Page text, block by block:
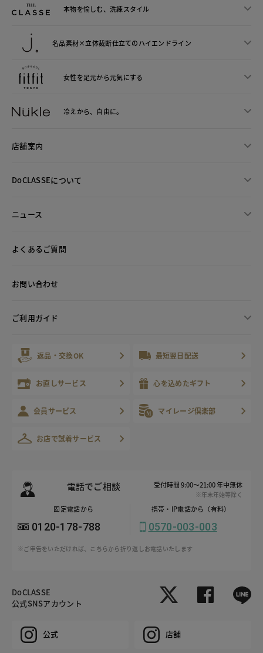
本物を愉しむ、洗練スタイル
名品素材×立体裁断仕立てのハイエンドライン
女性を足元から元気にする
冷えから、 自由に。
店舗案内
DoCLASSEについて
ニュース
よくあるご質問
お問い合わせ
ご利用ガイド
返品・交換OK 最短翌日配送
お直しサービス 心を込めたギフト
会員サービス マイレージ倶楽部
お店で試着サービス
電話でご相談 受付時間 9:00～21:00 年中無休
※年末年始等除く
固定電話から
0120-178-788
携帯・IP電話から（有料）
0570-003-003
※ご申告をいただければ、こちらから折り返しお電話いたします
DoCLASSE
公式SNSアカウント
公式 店舗